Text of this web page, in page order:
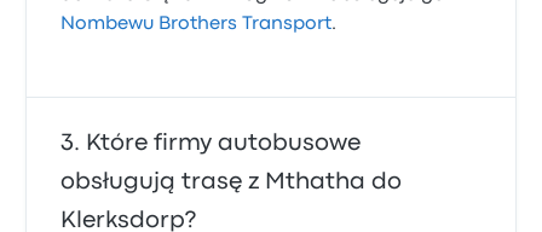
Nombewu Brothers Transport.
Które firmy autobusowe
obsługują trasę z Mthatha do
Klerksdorp?